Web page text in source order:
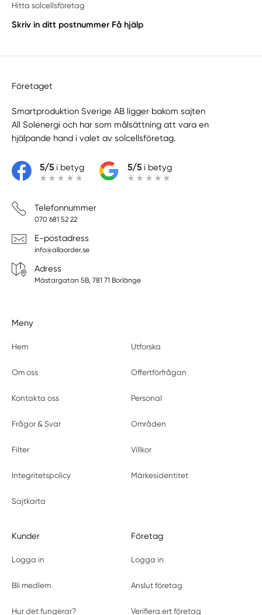
Hitta solcellsföretag
Skriv in ditt postnummer Få hjälp
Företaget
Smartproduktion Sverige AB ligger bakom sajten
All Solenergi och har som målsättning att vara en
hjälpande hand i valet av solcellsföretag.
5/5i betyg 5/5i betyg
Telefonnummer
070 681 52 22
E-postadress
info@allaorder.se
Adress
Mästargatan 5B, 781 71 Borlänge
Meny
Hem Utforska
Om oss Offertförfrågan
Kontakta oss Personal
Frågor & Svar Områden
Filter Villkor
Integritetspolicy Märkesidentitet
Sajtkarta
Kunder
Logga in
Bli medlem
Hur det fungerar?
Företag
Logga in
Anslut företag
Verifiera ert företag